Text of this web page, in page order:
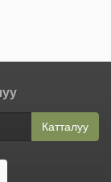
Катталуу